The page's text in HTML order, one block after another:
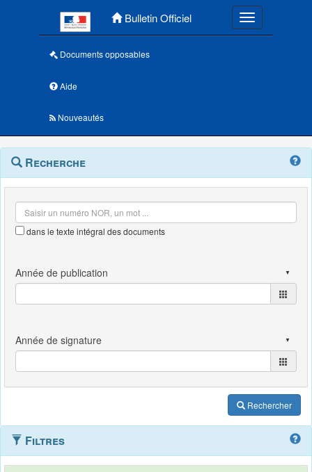
Bulletin Officiel Toggle
Documents opposables
Aide
Nouveautés
Navigation
outils
Menu
contextuel
Recherche
dans le texte intégral des documents
Rechercher
Filtres